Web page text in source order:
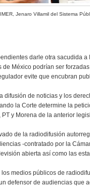
Jenaro Villamil del Sistema
darle otra sacudida
de México podrían ser
evite que encubran
difusión de noticias y los
la Corte determine la
y Morena de la anterior
de la radiodifusión
-contratado por la
abierta así como las
los medios públicos de
defensor de audiencias que